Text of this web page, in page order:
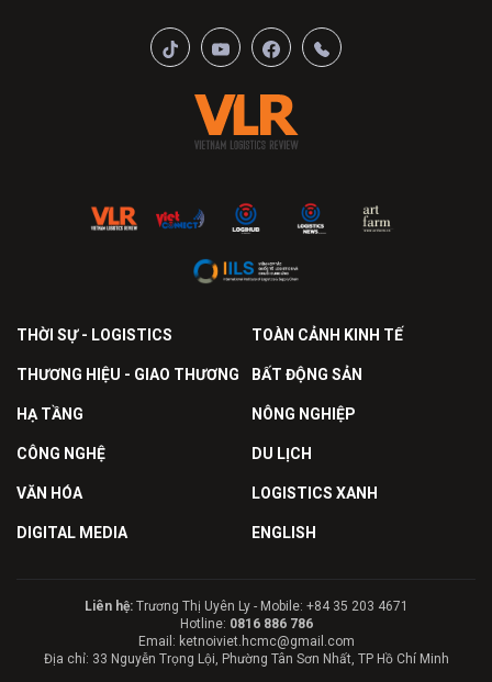
THỜI SỰ - LOGISTICS TOÀN CẢNH KINH TẾ
THƯƠNG HIỆU - GIAO THƯƠNG BẤT ĐỘNG SẢN
HẠ TẦNG NÔNG NGHIỆP
CÔNG NGHỆ DU LỊCH
VĂN HÓA LOGISTICS XANH
DIGITAL MEDIA ENGLISH
Liên hệ:Trương Thị Uyên Ly - Mobile: +84 35 203 4671
Hotline: 0816 886 786
Email: ketnoiviet.hcmc@gmail.com
Địa chỉ: 33 Nguyễn Trọng Lội, Phường Tân Sơn Nhất, TP Hồ Chí Minh